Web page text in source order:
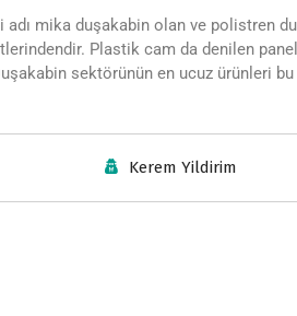
adı mika duşakabin olan ve polistren
Plastik cam da denilen
sektörünün en ucuz ürünleri
Kerem Yildirim